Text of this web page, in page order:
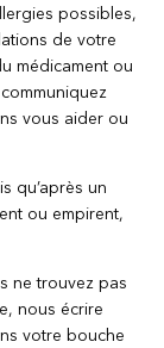
possibles,
de votre
médicament ou
vous aider ou
qu’après un
ou empirent,
ne trouvez pas
nous écrire
votre bouche